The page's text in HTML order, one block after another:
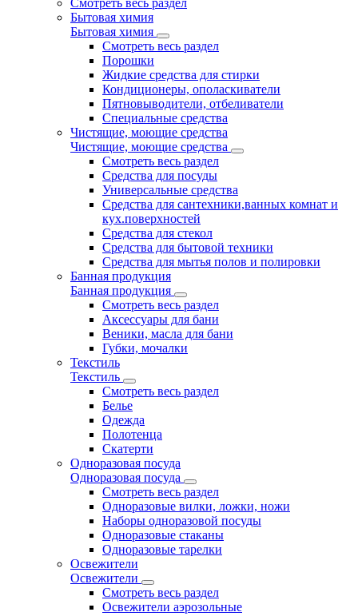
Смотреть весь раздел
Бытовая химия
Бытовая химия
Смотреть весь раздел
Порошки
Жидкие средства для стирки
Кондиционеры, ополаскиватели
Пятновыводители, отбеливатели
Специальные средства
Чистящие, моющие средства
Чистящие, моющие средства
Смотреть весь раздел
Средства для посуды
Универсальные средства
Средства для сантехники,ванных комнат и
кух.поверхностей
Средства для стекол
Средства для бытовой техники
Средства для мытья полов и полировки
Банная продукция
Банная продукция
Смотреть весь раздел
Аксессуары для бани
Веники, масла для бани
Губки, мочалки
Текстиль
Текстиль
Смотреть весь раздел
Белье
Одежда
Полотенца
Скатерти
Одноразовая посуда
Одноразовая посуда
Смотреть весь раздел
Одноразовые вилки, ложки, ножи
Наборы одноразовой посуды
Одноразовые стаканы
Одноразовые тарелки
Освежители
Освежители
Смотреть весь раздел
Освежители аэрозольные